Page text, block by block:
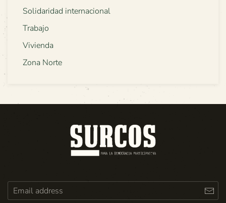
Solidaridad internacional
Trabajo
Vivienda
Zona Norte